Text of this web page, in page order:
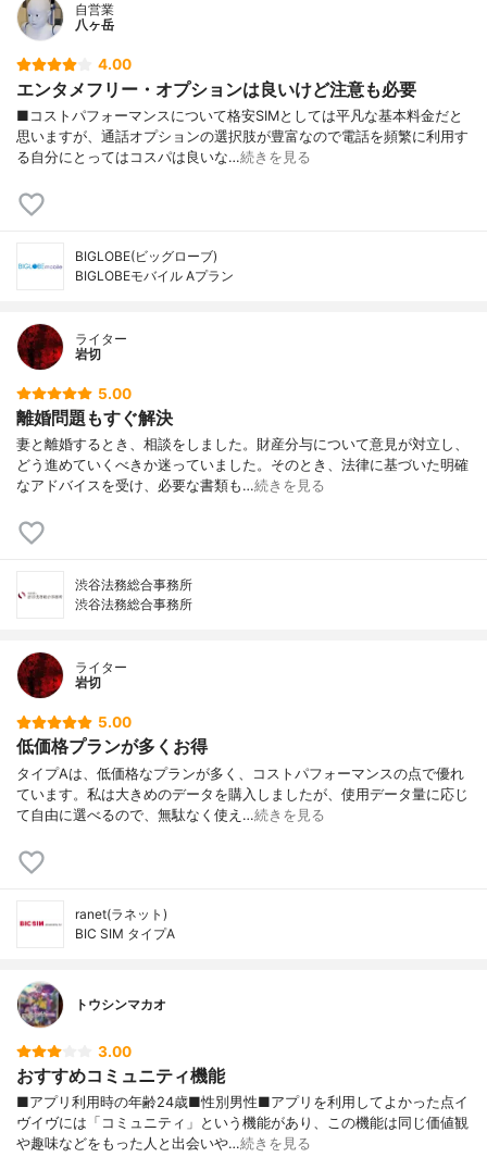
自営業
八ヶ岳
4.00
エンタメフリー・オプションは良いけど注意も必要
■コストパフォーマンスについて格安SIMとしては平凡な基本料金だと
思いますが、通話オプションの選択肢が豊富なので電話を頻繁に利用す
る自分にとってはコスパは良いな…続きを見る
BIGLOBE(ビッグローブ)
BIGLOBEモバイル Aプラン
ライター
岩切
5.00
離婚問題もすぐ解決
妻と離婚するとき、相談をしました。財産分与について意見が対立し、
どう進めていくべきか迷っていました。そのとき、法律に基づいた明確
なアドバイスを受け、必要な書類も…続きを見る
渋谷法務総合事務所
渋谷法務総合事務所
ライター
岩切
5.00
低価格プランが多くお得
タイプAは、低価格なプランが多く、コストパフォーマンスの点で優れ
ています。私は大きめのデータを購入しましたが、使用データ量に応じ
て自由に選べるので、無駄なく使え…続きを見る
ranet(ラネット)
BIC SIM タイプA
トウシンマカオ
3.00
おすすめコミュニティ機能
■アプリ利用時の年齢24歳■性別男性■アプリを利用してよかった点イ
ヴイヴには「コミュニティ」という機能があり、この機能は同じ価値観
や趣味などをもった人と出会いや…続きを見る